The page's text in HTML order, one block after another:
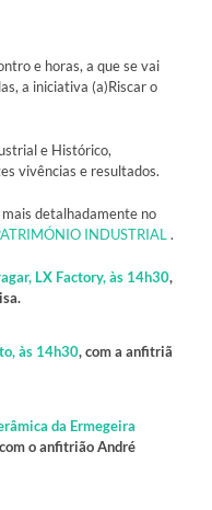
e horas, a que se vai
a iniciativa (a)Riscar o
e Histórico,
vivências e resultados.
detalhadamente no
INDUSTRIAL .
LX Factory, às 14h30,
às 14h30, com a anfitriã
da Ermegeira
o anfitrião André